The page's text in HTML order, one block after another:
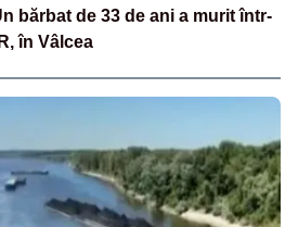
bărbat de 33 de ani a murit într-
în Vâlcea